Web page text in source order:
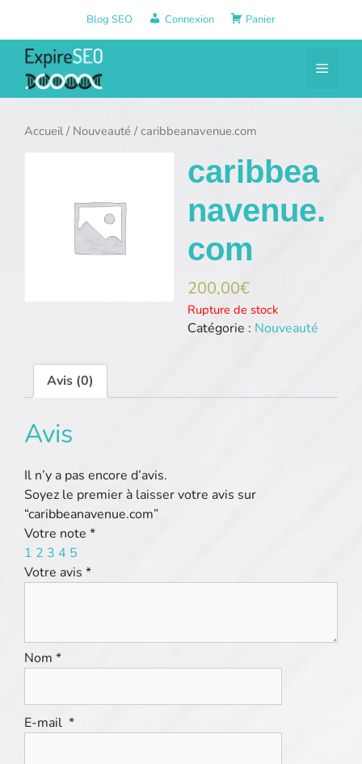
contenu
Blog SEO Connexion Panier
Menu
Accueil/ Nouveauté / caribbeanavenue.com
caribbea
navenue.
com
200,00€
Rupture de stock
Catégorie : Nouveauté
Avis (0)
Avis
Il n’y a pas encore d’avis.
Soyez le premier à laisser votre avis sur
“caribbeanavenue.com”
Votre note *
1 2 3 4 5
Votre avis *
Nom *
E-mail *